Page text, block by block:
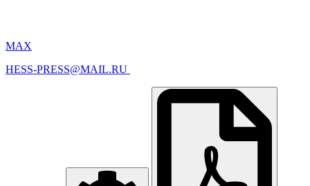
MAX
HESS-PRESS@MAIL.RU